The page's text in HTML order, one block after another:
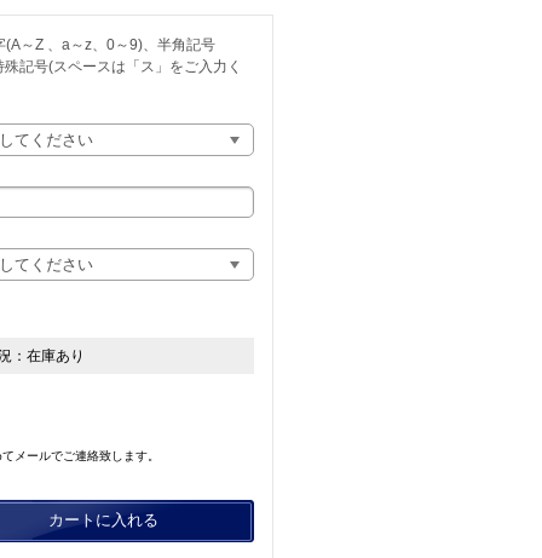
～Z 、a～z、0～9)、半角記号
記号(スペースは「ス」をご入力く
： 在庫あり
メールでご連絡致します。
カートに入れる